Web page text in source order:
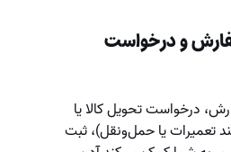
و درخواست
درخواست تحویل کالا یا
تعمیرات یا حمل‌ونقل)، ثبت